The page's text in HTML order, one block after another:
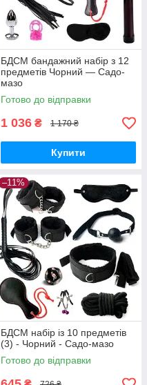
БДСМ бандажний набір з 12
предметів Чорний — Садо-
мазо
Готово до відправки
1 036 ₴ 1 170 ₴
Купити
–11%
БДСМ набір із 10 предметів
(3) - Чорний - Садо-мазо
Готово до відправки